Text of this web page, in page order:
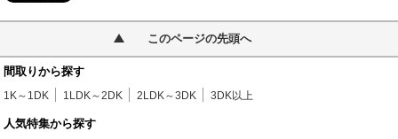
このページの先頭へ
間取りから探す
1K～1DK 1LDK～2DK 2LDK～3DK 3DK以上
人気特集から探す